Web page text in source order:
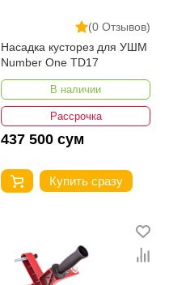
(0 Отзывов)
Насадка кусторез для УШМ
Number One TD17
В наличии
Рассрочка
437 500 сум
Купить сразу